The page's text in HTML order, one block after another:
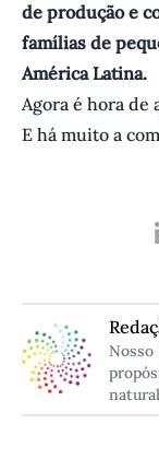
de produção e
famílias de
América Latina.
Agora é hora de
E há muito a
Nosso